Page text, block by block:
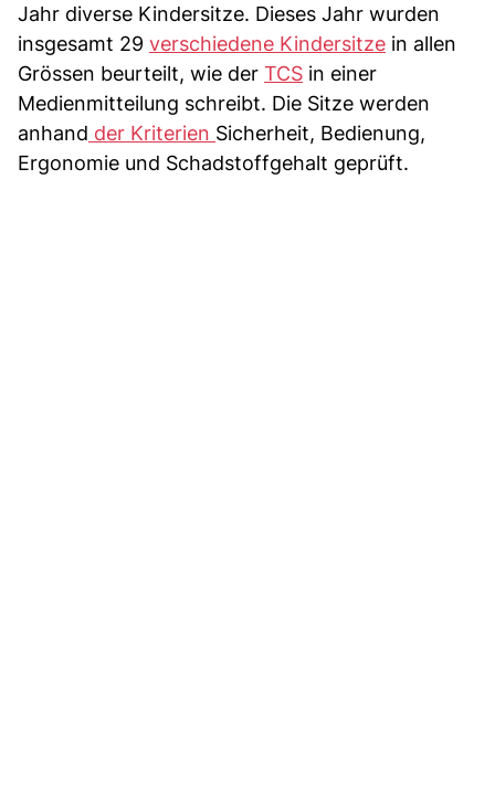
Jahr diverse Kindersitze. Dieses Jahr wurden
insgesamt 29 verschiedene Kindersitze in allen
Grössen beurteilt, wie der TCS in einer
Medienmitteilung schreibt. Die Sitze werden
anhand der Kriterien Sicherheit, Bedienung,
Ergonomie und Schadstoffgehalt geprüft.